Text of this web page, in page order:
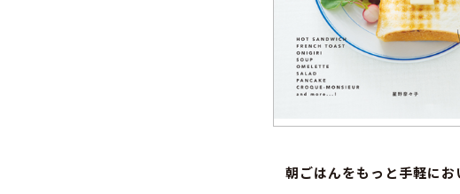
朝ごはんをもっと手軽に